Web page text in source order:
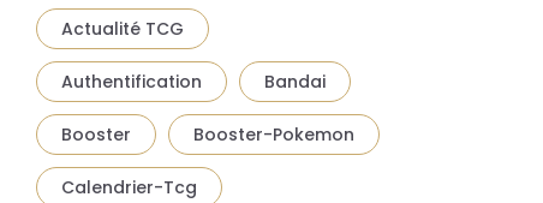
Actualité TCG
Authentification Bandai
Booster Booster-Pokemon
Calendrier-Tcg